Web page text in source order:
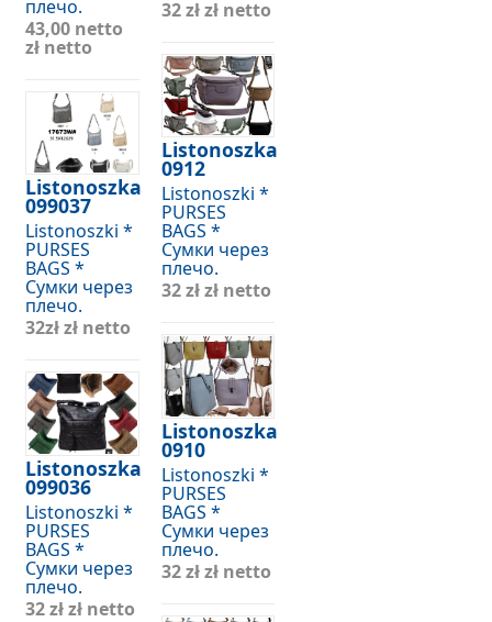
плечо.
43,00 netto
zł netto
Listonoszka
099037
Listonoszki *
PURSES
BAGS *
Сумки через
плечо.
32złzł netto
Listonoszka
099036
Listonoszki *
PURSES
BAGS *
Сумки через
плечо.
32 złzł netto
32 złzł netto
Listonoszka
0912
Listonoszki *
PURSES
BAGS *
Сумки через
плечо.
32 złzł netto
Listonoszka
0910
Listonoszki *
PURSES
BAGS *
Сумки через
плечо.
32 złzł netto